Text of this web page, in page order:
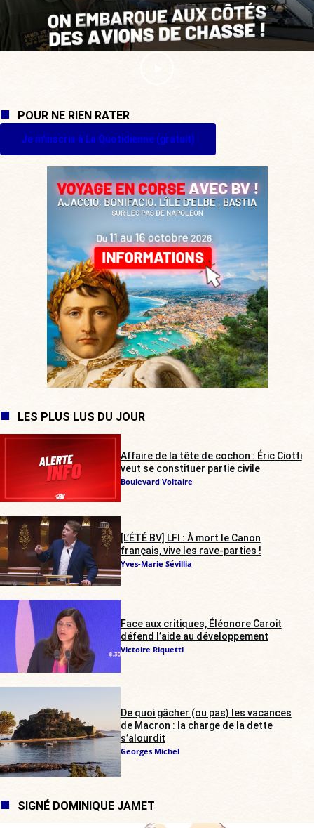
POUR NE RIEN RATER
Je m'inscris à La Quotidienne (gratuit)
LES PLUS LUS DU JOUR
Affaire de la tête de cochon : Éric Ciotti
veut se constituer partie civile
Boulevard Voltaire
[L’ÉTÉ BV] LFI : À mort le Canon
français, vive les rave-parties !
Yves-Marie Sévillia
Face aux critiques, Éléonore Caroit
défend l’aide au développement
Victoire Riquetti
De quoi gâcher (ou pas) les vacances
de Macron : la charge de la dette
s’alourdit
Georges Michel
SIGNÉ DOMINIQUE JAMET